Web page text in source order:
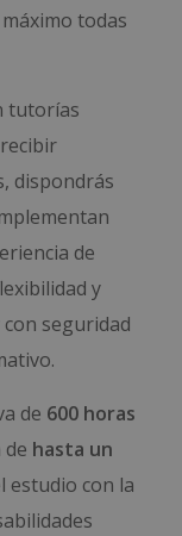
todas
tutorías
dispondrás
de
y
seguridad
de 600 horas
hasta un
estudio con la